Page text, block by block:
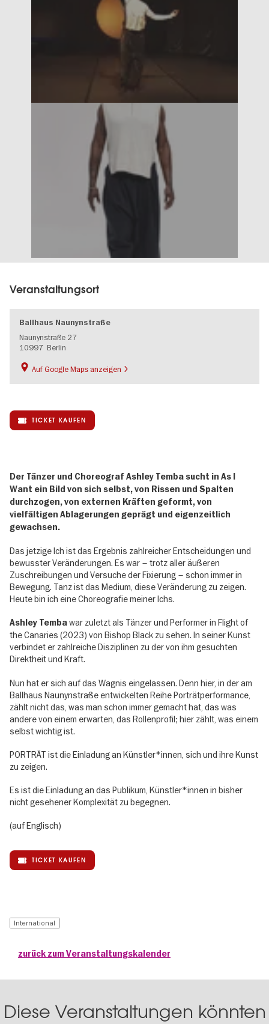
Veranstaltungsort
Ballhaus Naunynstraße
Naunynstraße 27
10997 Berlin
Auf Google Maps anzeigen
TICKET KAUFEN
Der Tänzer und Choreograf Ashley Temba sucht in As I
Want ein Bild von sich selbst, von Rissen und Spalten
durchzogen, von externen Kräften geformt, von
vielfältigen Ablagerungen geprägt und eigenzeitlich
gewachsen.
Das jetzige Ich ist das Ergebnis zahlreicher Entscheidungen und
bewusster Veränderungen. Es war – trotz aller äußeren
Zuschreibungen und Versuche der Fixierung – schon immer in
Bewegung. Tanz ist das Medium, diese Veränderung zu zeigen.
Heute bin ich eine Choreografie meiner Ichs.
Ashley Tembawar zuletzt als Tänzer und Performer in Flight of
the Canaries (2023) von Bishop Black zu sehen. In seiner Kunst
verbindet er zahlreiche Disziplinen zu der von ihm gesuchten
Direktheit und Kraft.
Nun hat er sich auf das Wagnis eingelassen. Denn hier, in der am
Ballhaus Naunynstraße entwickelten Reihe Porträtperformance,
zählt nicht das, was man schon immer gemacht hat, das was
andere von einem erwarten, das Rollenprofil; hier zählt, was einem
selbst wichtig ist.
PORTRÄT ist die Einladung an Künstler*innen, sich und ihre Kunst
zu zeigen.
Es ist die Einladung an das Publikum, Künstler*innen in bisher
nicht gesehener Komplexität zu begegnen.
(auf Englisch)
TICKET KAUFEN
International
zurück zum Veranstaltungskalender
Diese Veranstaltungen könnten